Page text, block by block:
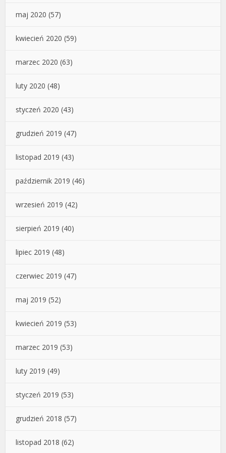
maj 2020 (57)
kwiecień 2020 (59)
marzec 2020 (63)
luty 2020 (48)
styczeń 2020 (43)
grudzień 2019 (47)
listopad 2019 (43)
październik 2019 (46)
wrzesień 2019 (42)
sierpień 2019 (40)
lipiec 2019 (48)
czerwiec 2019 (47)
maj 2019 (52)
kwiecień 2019 (53)
marzec 2019 (53)
luty 2019 (49)
styczeń 2019 (53)
grudzień 2018 (57)
listopad 2018 (62)